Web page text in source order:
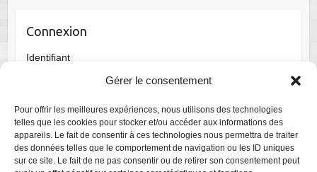
Gérer le consentement
Pour offrir les meilleures expériences, nous utilisons des technologies
telles que les cookies pour stocker et/ou accéder aux informations des
appareils. Le fait de consentir à ces technologies nous permettra de traiter
des données telles que le comportement de navigation ou les ID uniques
sur ce site. Le fait de ne pas consentir ou de retirer son consentement peut
Connexion
Identifiant
Mot de passe
Se souvenir de moi